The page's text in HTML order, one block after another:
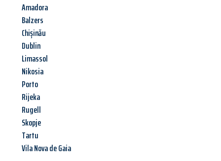
Amadora
Balzers
Chișinău
Dublin
Limassol
Nikosia
Porto
Rijeka
Rugell
Skopje
Tartu
Vila Nova de Gaia